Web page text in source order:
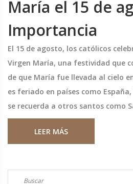
María el 15 de
Importancia
El 15 de agosto, los católicos
Virgen María, una festividad que
de que María fue llevada al cielo
es feriado en países como
se recuerda a otros santos como
de Le Mans.
LEER MÁS